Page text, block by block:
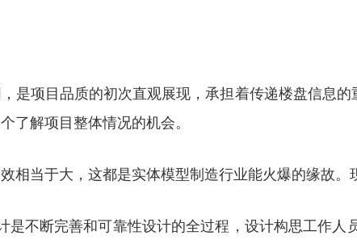
是项目品质的初次直观展现，承担着传递楼盘信息
了解项目整体情况的机会。
相当于大，这都是实体模型制造行业能火爆的缘故
是不断完善和可靠性设计的全过程，设计构思工作